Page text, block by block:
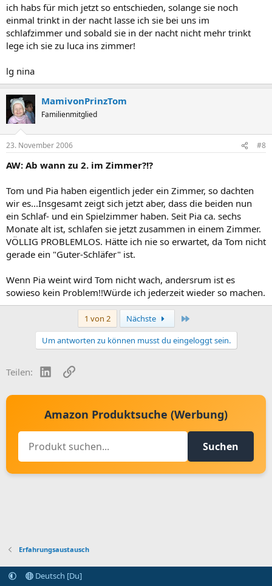
ich habs für mich jetzt so entschieden, solange sie noch
einmal trinkt in der nacht lasse ich sie bei uns im
schlafzimmer und sobald sie in der nacht nicht mehr trinkt
lege ich sie zu luca ins zimmer!
lg nina
MamivonPrinzTom
Familienmitglied
23. November 2006 #8
AW: Ab wann zu 2. im Zimmer?!?
Tom und Pia haben eigentlich jeder ein Zimmer, so dachten
wir es...Insgesamt zeigt sich jetzt aber, dass die beiden nun
ein Schlaf- und ein Spielzimmer haben. Seit Pia ca. sechs
Monate alt ist, schlafen sie jetzt zusammen in einem Zimmer.
VÖLLIG PROBLEMLOS. Hätte ich nie so erwartet, da Tom nicht
gerade ein "Guter-Schläfer" ist.
Wenn Pia weint wird Tom nicht wach, andersrum ist es
sowieso kein Problem!!Würde ich jederzeit wieder so machen.
1 von 2 Nächste
Um antworten zu können musst du eingeloggt sein.
Teilen: LinkedInLink
Amazon Produktsuche (Werbung)
Suchen
Erfahrungsaustausch
Deutsch [Du]